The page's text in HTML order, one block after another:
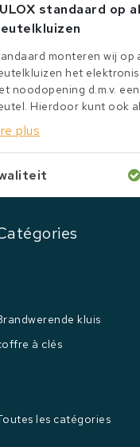
standaard op
monteren wij op
het
noodopening d.m.v.
Hierdoor kunt ook
plus
kluis
à clés
les catégories